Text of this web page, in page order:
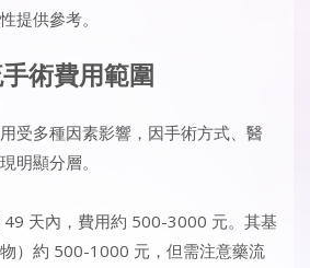
提供參考。​
術費用範圍​
受多種因素影響，因手術方式、醫
明顯分層。​
天內，費用約 500-3000 元。其基
）約 500-1000 元，但需注意藥流